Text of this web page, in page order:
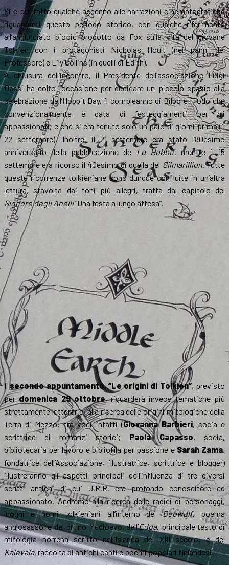
Si è poi fatto qualche accenno alle narrazioni cinematografiche
riguardanti questo periodo storico, con qualche riferimento
all’annunciato biopic prodotto da Fox sulla vita del giovane
Tolkien con i protagonisti Nicholas Hoult (nei panni del
Professore) e Lily Collins (in quelli di Edith).
A chiusura dell’incontro, il Presidente dell’associazione Luigi
Dassi ha colto l’occasione per dedicare un piccolo spazio alla
celebrazione dell’Hobbit Day, il compleanno di Bilbo e Frodo che
convenzionalmente è data di festeggiamenti per gli
appassionati, e che si era tenuto solo un paio di giorni prima (il
22 settembre). Inoltre, il 21 settembre era stato l’80esimo
anniversario della pubblicazione de
Lo Hobbit, mentre il 15
settembre era ricorso il 40esimo di quella del Silmarillion. Tutte
queste ricorrenze tolkieniane sono dunque confluite in un’altra
lettura, stavolta dai toni più allegri, tratta dal capitolo del
Signore degli Anelli“Una festa a lungo attesa”.
Ilsecondo appuntamento, “Le origini di Tolkien”, previsto
perdomenica 29 ottobre, riguarderà invece tematiche più
strettamente letterarie, alla ricerca delle origini mitologiche della
Terra di Mezzo: tre voci infatti (Giovanna Barbieri, socia e
scrittrice di romanzi storici; Paola Capasso, socia,
bibliotecaria per lavoro e bibliofila per passione e Sarah Zama,
fondatrice dell’Associazione, illustratrice, scrittrice e blogger)
illustreranno gli aspetti principali dell’influenza di tre diversi
scritti antichi di cui J.R.R. era profondo conoscitore ed
appassionato. Andremo alla ricerca delle radici di personaggi,
luoghi e nomi tolkieniani all’interno delBeowulf, poema
anglosassone del primo Medioevo, dell’Edda, principale testo di
mitologia norrena scritto nell’Islanda del XIII secolo, e del
Kalevala, raccolta di antichi canti e poemi popolari finlandesi.